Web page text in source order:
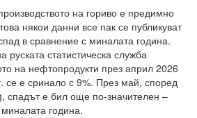
на гориво е предимно
някои данни все пак се публикуват
в сравнение с миналата година.
статистическа служба
на нефтопродукти през април 2026
се е сринало с 9%. През май, според
спадът е бил още по-значителен –
година.